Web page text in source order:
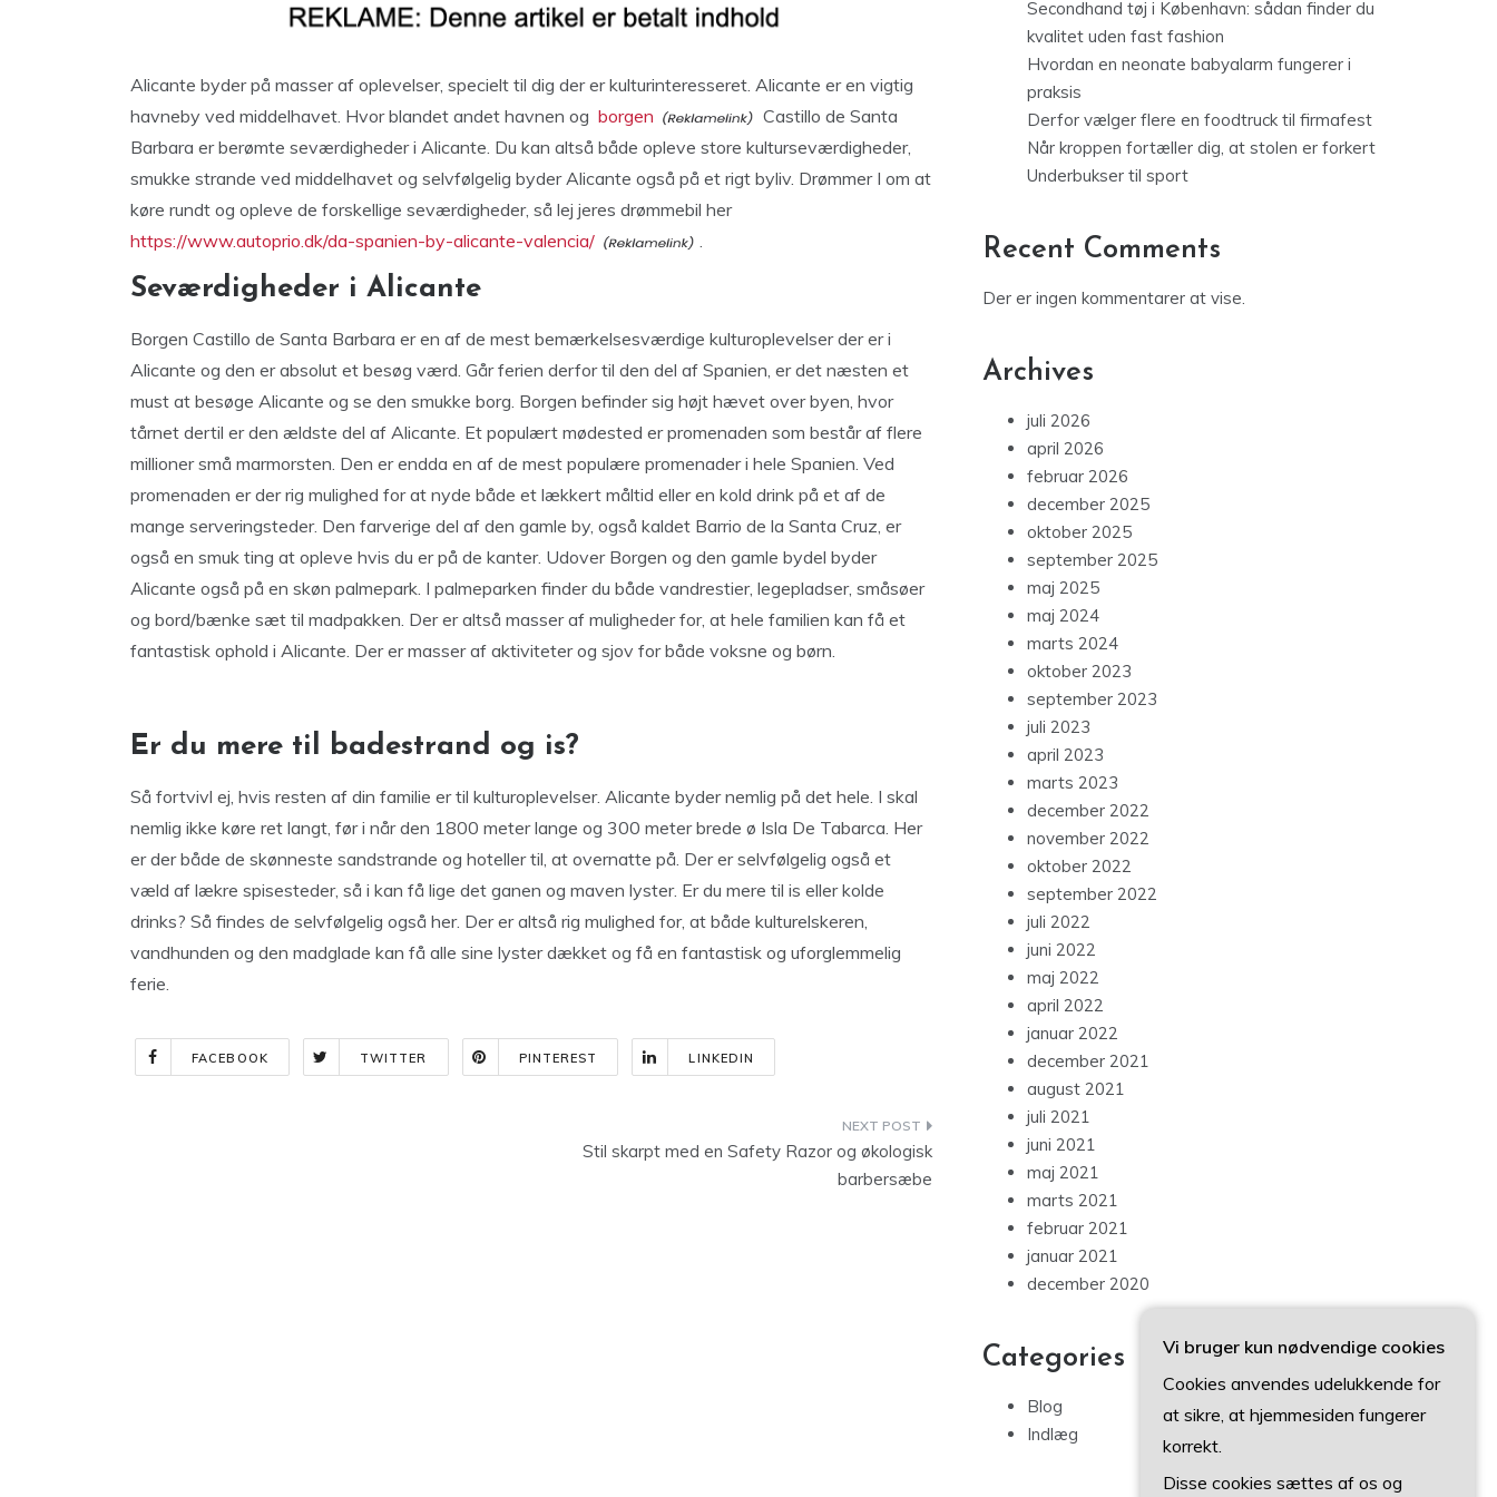
Alicante byder på masser af oplevelser, specielt til dig der er kulturinteresseret. Alicante er en vigtig
havneby ved middelhavet. Hvor blandet andet havnen og borgen
Castillo de Santa
Barbara er berømte seværdigheder i Alicante. Du kan altså både opleve store kulturseværdigheder,
smukke strande ved middelhavet og selvfølgelig byder Alicante også på et rigt byliv. Drømmer I om at
køre rundt og opleve de forskellige seværdigheder, så lej jeres drømmebil her
https://www.autoprio.dk/da-spanien-by-alicante-valencia/
.
Seværdigheder i Alicante
Borgen Castillo de Santa Barbara er en af de mest bemærkelsesværdige kulturoplevelser der er i
Alicante og den er absolut et besøg værd. Går ferien derfor til den del af Spanien, er det næsten et
must at besøge Alicante og se den smukke borg. Borgen befinder sig højt hævet over byen, hvor
tårnet dertil er den ældste del af Alicante. Et populært mødested er promenaden som består af flere
millioner små marmorsten. Den er endda en af de mest populære promenader i hele Spanien. Ved
promenaden er der rig mulighed for at nyde både et lækkert måltid eller en kold drink på et af de
mange serveringsteder. Den farverige del af den gamle by, også kaldet Barrio de la Santa Cruz, er
også en smuk ting at opleve hvis du er på de kanter. Udover Borgen og den gamle bydel byder
Alicante også på en skøn palmepark. I palmeparken finder du både vandrestier, legepladser, småsøer
og bord/bænke sæt til madpakken. Der er altså masser af muligheder for, at hele familien kan få et
fantastisk ophold i Alicante. Der er masser af aktiviteter og sjov for både voksne og børn.
Er du mere til badestrand og is?
Så fortvivl ej, hvis resten af din familie er til kulturoplevelser. Alicante byder nemlig på det hele. I skal
nemlig ikke køre ret langt, før i når den 1800 meter lange og 300 meter brede ø Isla De Tabarca. Her
er der både de skønneste sandstrande og hoteller til, at overnatte på. Der er selvfølgelig også et
væld af lækre spisesteder, så i kan få lige det ganen og maven lyster. Er du mere til is eller kolde
drinks? Så findes de selvfølgelig også her. Der er altså rig mulighed for, at både kulturelskeren,
vandhunden og den madglade kan få alle sine lyster dækket og få en fantastisk og uforglemmelig
ferie.
FACEBOOK TWITTER PINTEREST LINKEDIN
Stil skarpt med en Safety Razor og økologisk
barbersæbe
Secondhand tøj i København: sådan finder du
kvalitet uden fast fashion
Hvordan en neonate babyalarm fungerer i
praksis
Derfor vælger flere en foodtruck til firmafest
Når kroppen fortæller dig, at stolen er forkert
Underbukser til sport
Recent Comments
Der er ingen kommentarer at vise.
Archives
juli 2026
april 2026
februar 2026
december 2025
oktober 2025
september 2025
maj 2025
maj 2024
marts 2024
oktober 2023
september 2023
juli 2023
april 2023
marts 2023
december 2022
november 2022
oktober 2022
september 2022
juli 2022
juni 2022
maj 2022
april 2022
januar 2022
december 2021
august 2021
juli 2021
juni 2021
maj 2021
marts 2021
februar 2021
januar 2021
december 2020
Categories
Blog
Indlæg
Vi bruger kun nødvendige cookies
Cookies anvendes udelukkende for
at sikre, at hjemmesiden fungerer
korrekt.
Disse cookies sættes af os og